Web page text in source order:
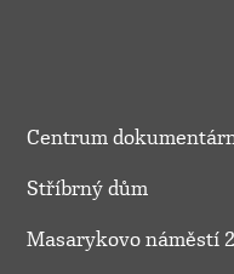
Centrum
Stříbrný dům
Masarykovo náměstí